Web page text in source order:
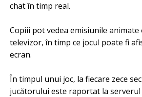
chat în timp real.
Copiii pot vedea emisiunile animate
televizor, în timp ce jocul poate fi
ecran.
În timpul unui joc, la fiecare zece
jucătorului este raportat la